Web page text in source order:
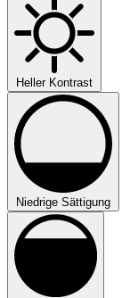
Heller Kontrast
Niedrige Sättigung